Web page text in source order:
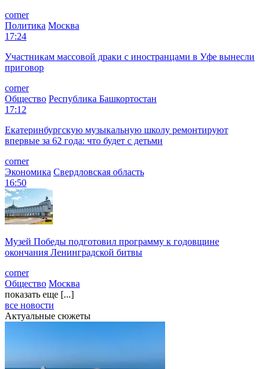
corner
Политика Москва
17:24
Участникам массовой драки с иностранцами в Уфе вынесли
приговор
corner
Общество Республика Башкортостан
17:12
Екатеринбургскую музыкальную школу ремонтируют
впервые за 62 года: что будет с детьми
corner
Экономика Свердловская область
16:50
Музей Победы подготовил программу к годовщине
окончания Ленинградской битвы
corner
Общество Москва
показать еще [...]
все новости
Актуальные сюжеты